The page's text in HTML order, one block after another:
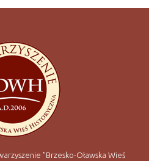
"Brzesko-Oławska Wieś